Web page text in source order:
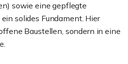
sowie eine gepflegte
solides Fundament. Hier
Baustellen, sondern in eine